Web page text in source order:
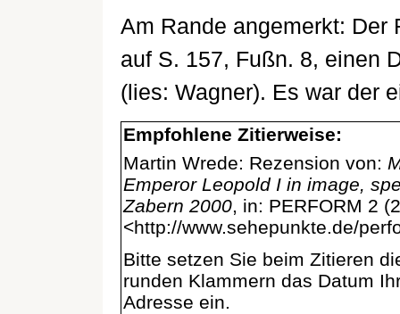
Am Rande angemerkt:
auf S. 157, Fußn. 8, einen
(lies: Wagner). Es war der
Empfohlene Zitierweise:
Martin Wrede: Rezension von:
Emperor Leopold I in image,
Zabern 2000, in: PERFORM 2
<http://www.sehepunkte.de/
Bitte setzen Sie beim Zitieren
runden Klammern das Datum
Adresse ein.